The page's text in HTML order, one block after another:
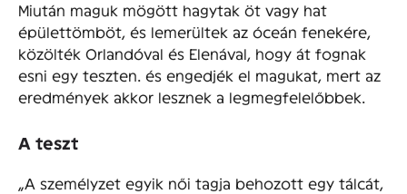
Miután maguk mögött hagytak öt vagy hat
épülettömböt, és lemerültek az óceán fenekére,
közölték Orlandóval és Elenával, hogy át fognak
esni egy teszten. és engedjék el magukat, mert az
eredmények akkor lesznek a legmegfelelőbbek.
A teszt
„A személyzet egyik női tagja behozott egy tálcát,